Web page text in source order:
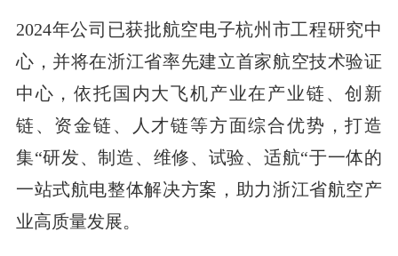
2024年公司已获批航空电子杭州市工程研究中
心，并将在浙江省率先建立首家航空技术验证
中心，依托国内大飞机产业在产业链、创新
链、资金链、人才链等方面综合优势，打造
集“研发、制造、维修、试验、适航“于一体的
一站式航电整体解决方案，助力浙江省航空产
业高质量发展。